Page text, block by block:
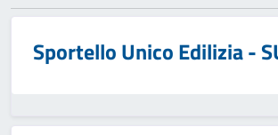
Sportello Unico Edilizia -